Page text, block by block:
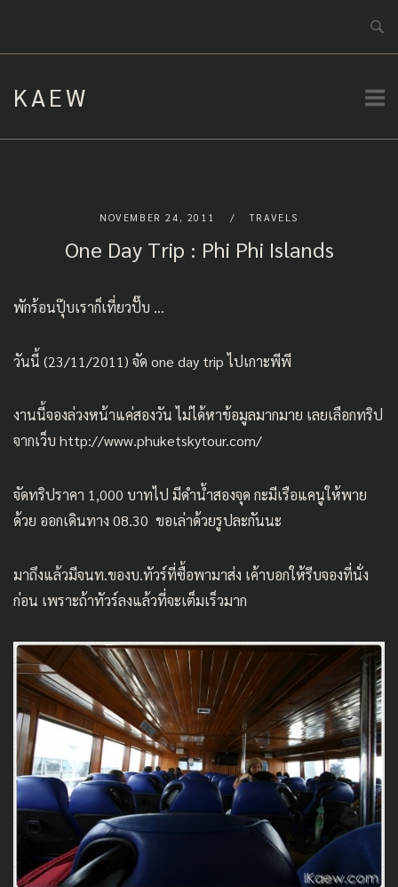
KAEW
NOVEMBER 24, 2011 TRAVELS
One Day Trip : Phi Phi Islands
พักร้อนปุ๊บเราก็เที่ยวปั๊บ …
วันนี้ (23/11/2011) จัด one day trip ไปเกาะพีพี
งานนี้จองล่วงหน้าแค่สองวัน ไม่ได้หาข้อมูลมากมาย เลยเลือกทริป
จากเว็บ http://www.phuketskytour.com/
จัดทริปราคา 1,000 บาทไป มีดำน้ำสองจุด กะมีเรือแคนูให้พาย
ด้วย ออกเดินทาง 08.30 ขอเล่าด้วยรูปละกันนะ
มาถึงแล้วมีจนท.ของบ.ทัวร์ที่ซื้อพามาส่ง เค้าบอกให้รีบจองที่นั่ง
ก่อน เพราะถ้าทัวร์ลงแล้วที่จะเต็มเร็วมาก